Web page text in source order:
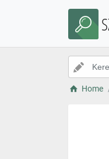
Home